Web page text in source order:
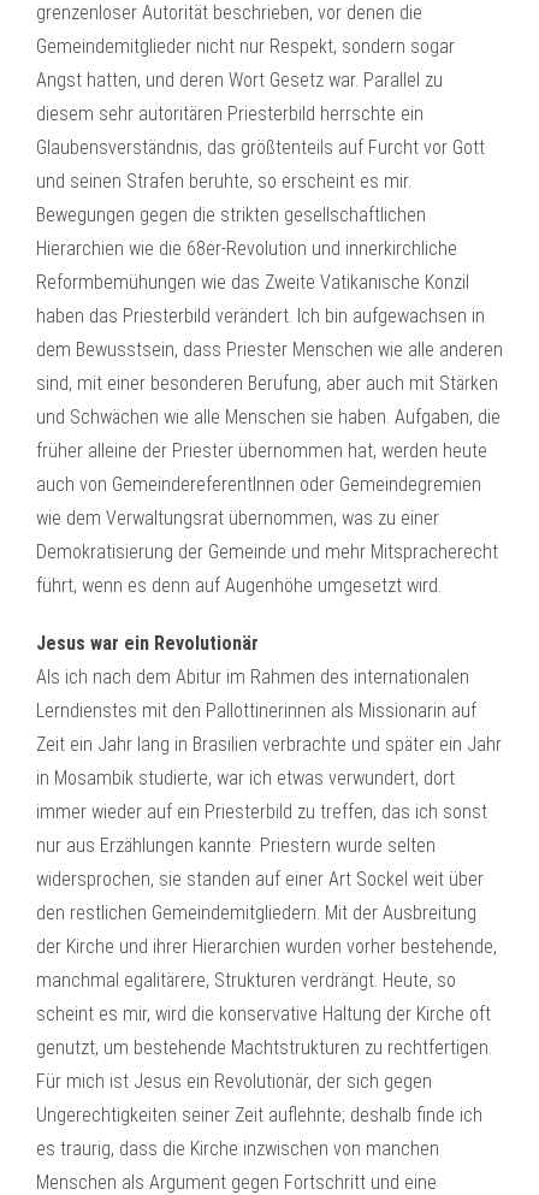
grenzenloser Autorität beschrieben, vor denen die
Gemeindemitglieder nicht nur Respekt, sondern sogar
Angst hatten, und deren Wort Gesetz war. Parallel zu
diesem sehr autoritären Priesterbild herrschte ein
Glaubensverständnis, das größtenteils auf Furcht vor Gott
und seinen Strafen beruhte, so erscheint es mir.
Bewegungen gegen die strikten gesellschaftlichen
Hierarchien wie die 68er-Revolution und innerkirchliche
Reformbemühungen wie das Zweite Vatikanische Konzil
haben das Priesterbild verändert. Ich bin aufgewachsen in
dem Bewusstsein, dass Priester Menschen wie alle anderen
sind, mit einer besonderen Berufung, aber auch mit Stärken
und Schwächen wie alle Menschen sie haben. Aufgaben, die
früher alleine der Priester übernommen hat, werden heute
auch von GemeindereferentInnen oder Gemeindegremien
wie dem Verwaltungsrat übernommen, was zu einer
Demokratisierung der Gemeinde und mehr Mitspracherecht
führt, wenn es denn auf Augenhöhe umgesetzt wird.
Jesus war ein Revolutionär
Als ich nach dem Abitur im Rahmen des internationalen
Lerndienstes mit den Pallottinerinnen als Missionarin auf
Zeit ein Jahr lang in Brasilien verbrachte und später ein Jahr
in Mosambik studierte, war ich etwas verwundert, dort
immer wieder auf ein Priesterbild zu treffen, das ich sonst
nur aus Erzählungen kannte: Priestern wurde selten
widersprochen, sie standen auf einer Art Sockel weit über
den restlichen Gemeindemitgliedern. Mit der Ausbreitung
der Kirche und ihrer Hierarchien wurden vorher bestehende,
manchmal egalitärere, Strukturen verdrängt. Heute, so
scheint es mir, wird die konservative Haltung der Kirche oft
genutzt, um bestehende Machtstrukturen zu rechtfertigen.
Für mich ist Jesus ein Revolutionär, der sich gegen
Ungerechtigkeiten seiner Zeit auflehnte; deshalb finde ich
es traurig, dass die Kirche inzwischen von manchen
Menschen als Argument gegen Fortschritt und eine